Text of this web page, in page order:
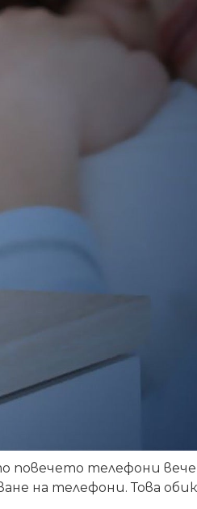
повечето телефони
на телефони. Това